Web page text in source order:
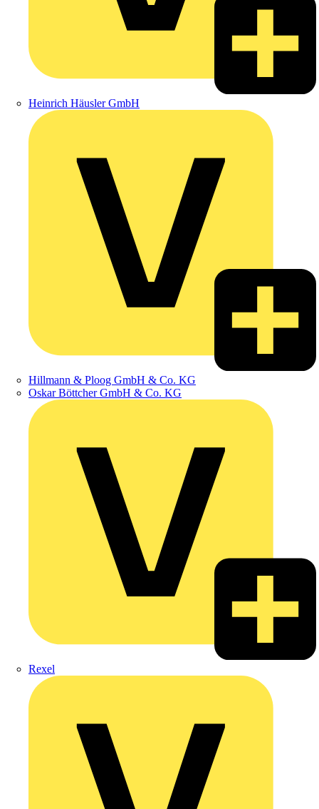
Heinrich Häusler GmbH
Hillmann & Ploog GmbH & Co. KG
Oskar Böttcher GmbH & Co. KG
Rexel